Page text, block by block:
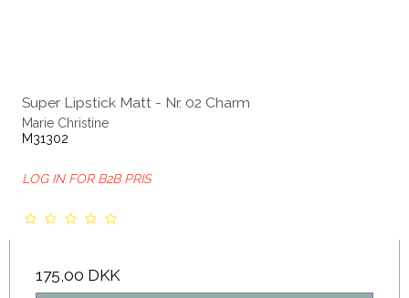
Super Lipstick Matt - Nr. 02 Charm
Marie Christine
M31302
LOG IN FOR B2B PRIS
175,00 DKK